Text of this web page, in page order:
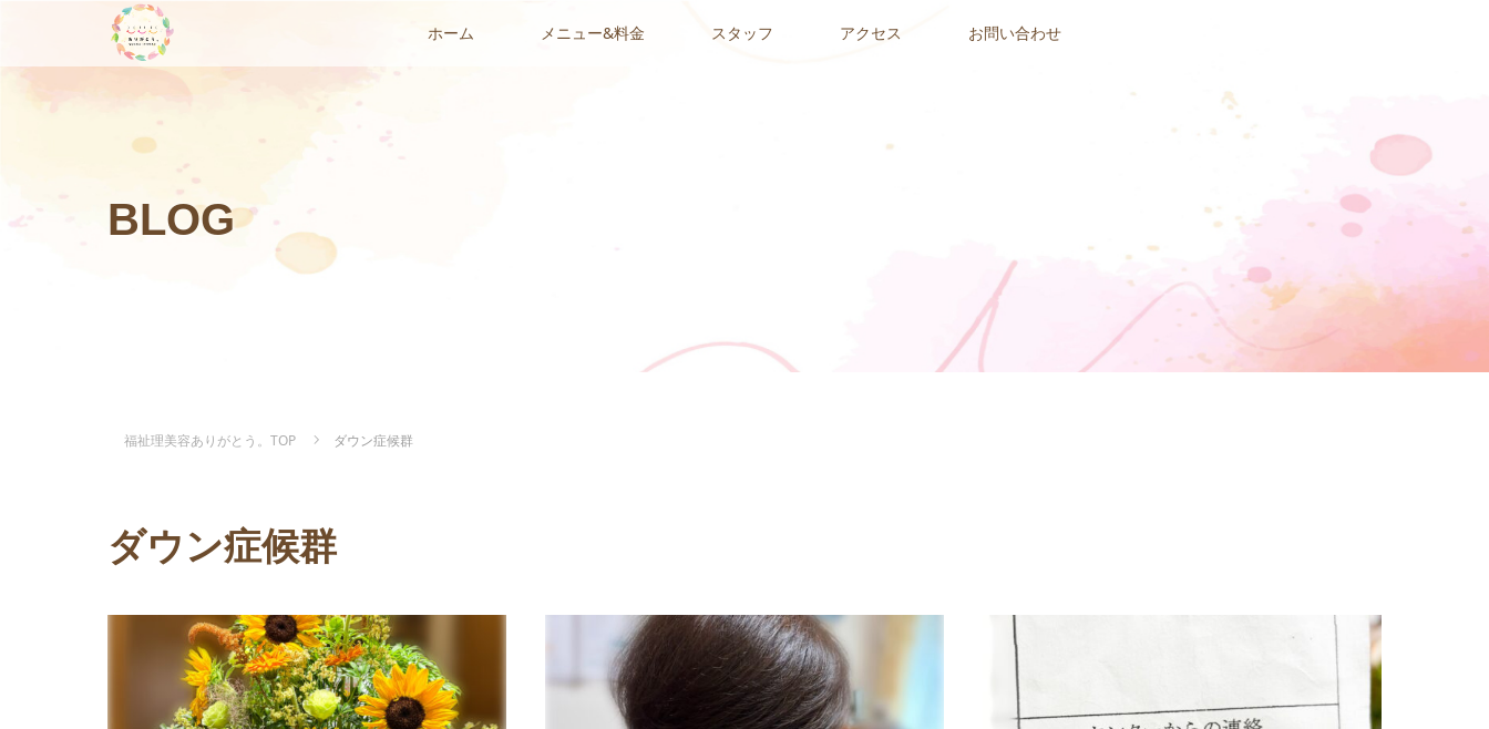
ホーム メニュー&料金 スタッフ アクセス お問い合わせ
BLOG
福祉理美容ありがとう。TOP ダウン症候群
ダウン症候群